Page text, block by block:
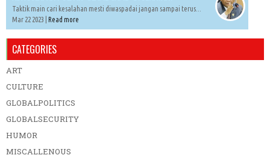
Taktik main cari kesalahan mesti diwaspadai jangan sampai terus...
Mar 22 2023 | Read more
CATEGORIES
ART
CULTURE
GLOBALPOLITICS
GLOBALSECURITY
HUMOR
MISCALLENOUS